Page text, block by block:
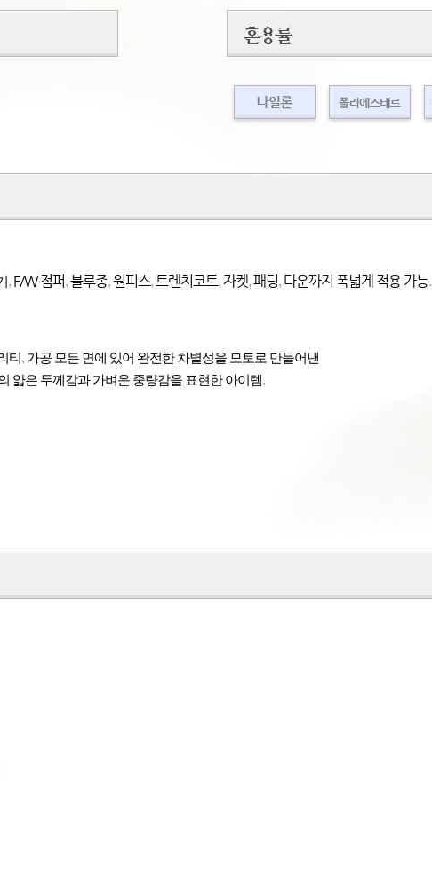
, F/W점퍼,블루종,원피스,트렌치코트,자켓,패딩, 다운까지 폭넓게 적용 가능.
티 , 가공 모든 면에 있어 완전한 차별성을 모토로 만들어낸
얇은 두께감과 가벼운 중량감을 표현한 아이템.